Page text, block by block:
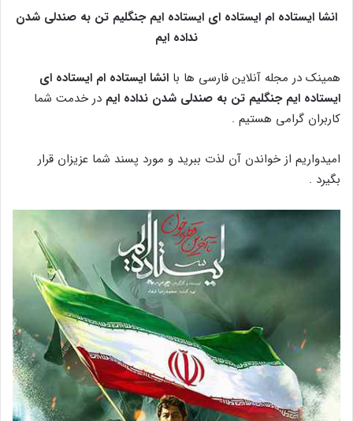
انشا ایستاده ام ایستاده ای ایستاده ایم جنگلیم تن به صندلی شدن
نداده ایم
همینک در مجله آنلاین فارسی ها با انشا ایستاده ام ایستاده ای
ایستاده ایم جنگلیم تن به صندلی شدن نداده ایم در خدمت شما
کاربران گرامی هستیم .
امیدواریم از خواندن آن لذت ببرید و مورد پسند شما عزیزان قرار
بگیرد .